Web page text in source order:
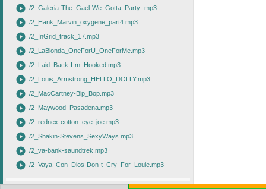
play_circle /2_Galeria-The_Gael-We_Gotta_Party-.mp3
play_circle /2_Hank_Marvin_oxygene_part4.mp3
play_circle /2_InGrid_track_17.mp3
play_circle /2_LaBionda_OneForU_OneForMe.mp3
play_circle /2_Laid_Back-I-m_Hooked.mp3
play_circle /2_Louis_Armstrong_HELLO_DOLLY.mp3
play_circle /2_MacCartney-Bip_Bop.mp3
play_circle /2_Maywood_Pasadena.mp3
play_circle /2_rednex-cotton_eye_joe.mp3
play_circle /2_Shakin-Stevens_SexyWays.mp3
play_circle /2_va-bank-saundtrek.mp3
play_circle /2_Vaya_Con_Dios-Don-t_Cry_For_Louie.mp3